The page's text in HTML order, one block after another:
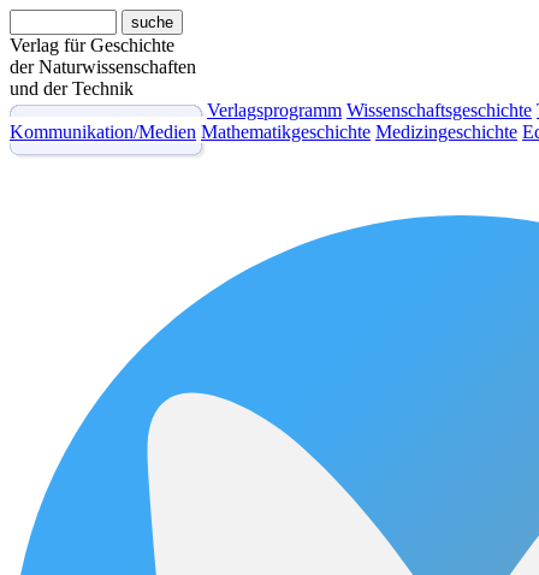
Verlag für Geschichte
der Naturwissenschaften
und der Technik
Verlagsprogramm Wissenschaftsgeschichte
Kommunikation/Medien Mathematikgeschichte Medizingeschichte